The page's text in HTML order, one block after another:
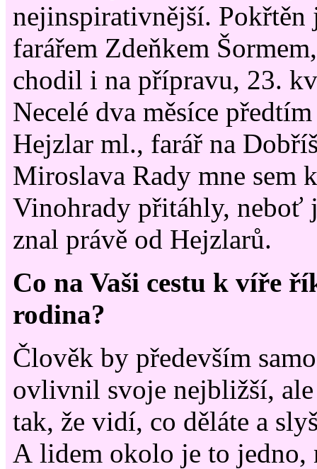
nejinspirativnější. Pokřtěn
farářem Zdeňkem
chodil i na přípravu, 23.
Necelé dva měsíce
Hejzlar ml., farář na
Miroslava Rady mne sem
Vinohrady přitáhly, neboť
znal právě od Hejzlarů.
Co na Vaši cestu k víře
rodina?
Člověk by především
ovlivnil svoje nejbližší,
tak, že vidí, co děláte a
A lidem okolo je to jedno,